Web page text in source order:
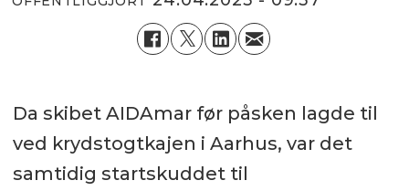
Da skibet AIDAmar før påsken lagde til
ved krydstogtkajen i Aarhus, var det
samtidig startskuddet til